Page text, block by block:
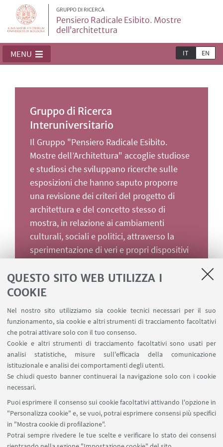
QUESTO SITO WEB UTILIZZA I
COOKIE
Nel nostro sito utilizziamo sia cookie tecnici necessari per il suo
funzionamento, sia cookie e altri strumenti di tracciamento facoltativi
che potrai attivare solo con il tuo consenso.
Cookie e altri strumenti di tracciamento facoltativi sono usati per
analisi statistiche, misure sull'efficacia della comunicazione
istituzionale e analisi dei comportamenti degli utenti.
Se chiudi questo banner continuerai la navigazione solo con i cookie
necessari.
Puoi esprimere il consenso sui cookie facoltativi attivando l'opzione in
"Personalizza cookie" e, se vuoi, potrai esprimere consensi più specifici
in "Mostra cookie di profilazione".
Potrai sempre rivedere le tue scelte e verificare lo stato dei consensi
GRUPPO DI RICERCA
Pensiero Radicale Esibito. Mostre
dell’architettura
IT EN
MENU
Gruppo di Ricerca
Interuniversitario
Il Gruppo "Pensiero Radicale Esibito.
Mostre dell’Architettura" accoglie studiose
e studiosi che sviluppano ricerche sulle
esposizioni che hanno saputo proporre
una revisione dei criteri del progetto di
architettura e del concetto stesso di
mostra, in relazione ai cambiamenti
culturali, sociali e politici, attraverso la
sperimentazione di veri e propri dispositivi
determinato spazio.
Vai alla pagina
Eventi in Agenda
Al momento non sono presenti eventi in corso
Vedi tutti